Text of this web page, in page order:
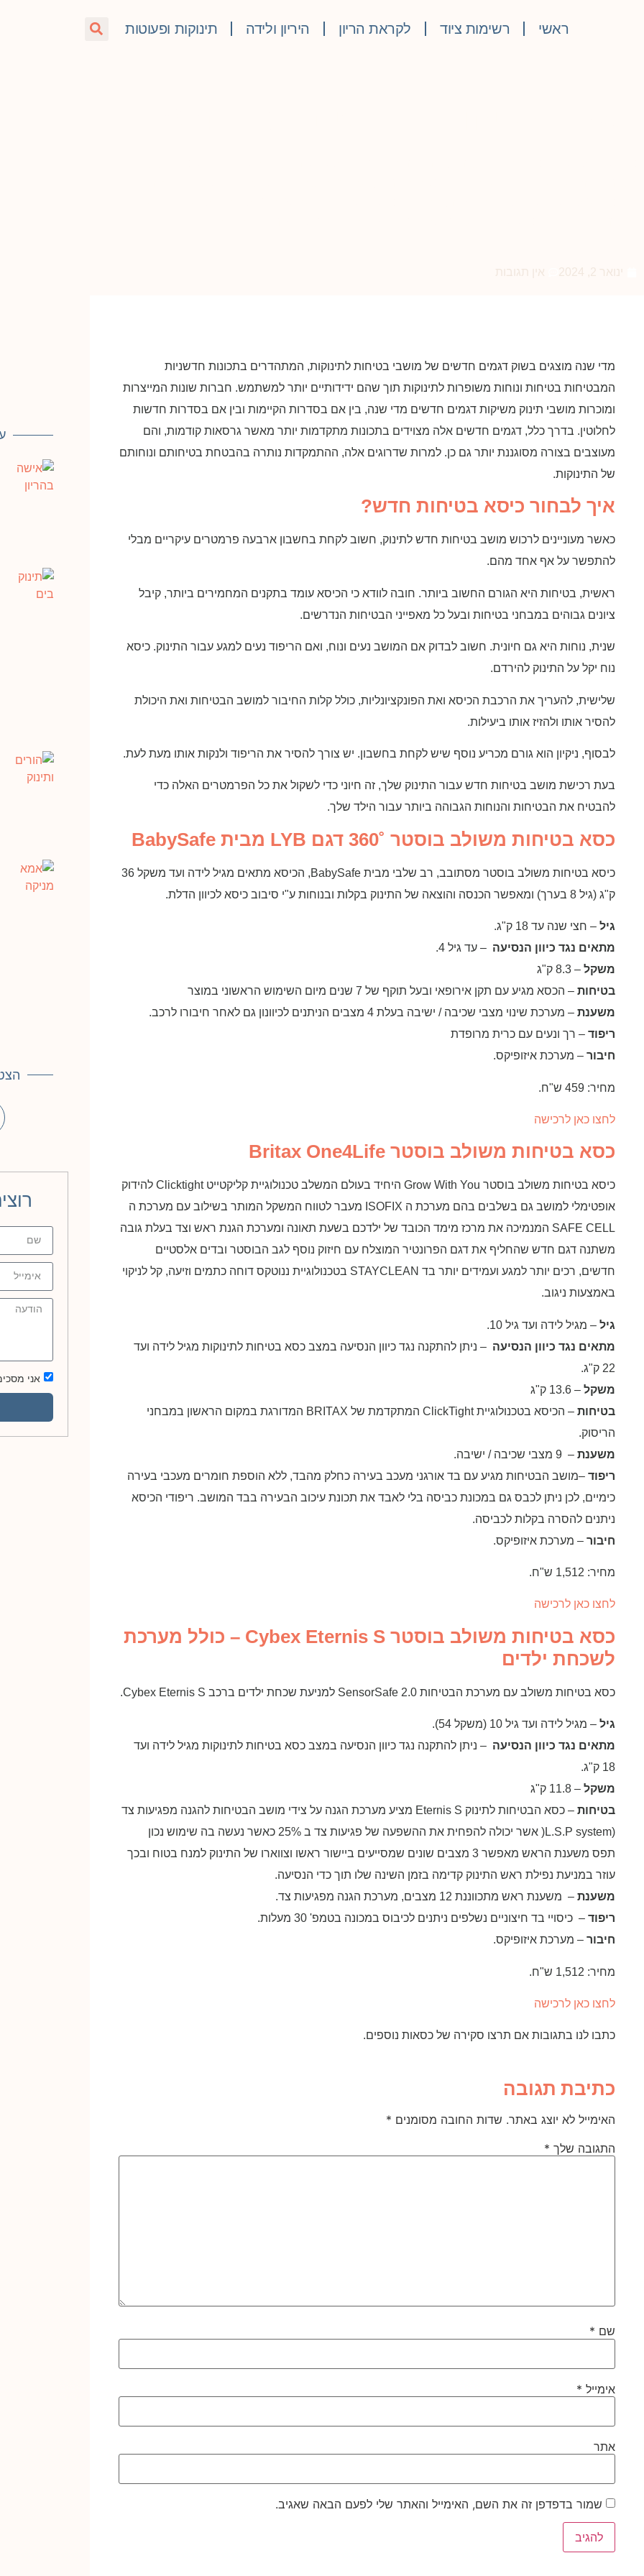
ראשי רשימות ציוד לקראת הריון היריון ולידה תינוקות ופעוטות
ינואר 2, 2024 אין תגובות
מדי שנה מוצגים בשוק דגמים חדשים של מושבי בטיחות לתינוקות, המתהדרים בתכונות חדשניות
המבטיחות בטיחות ונוחות משופרות לתינוקות תוך שהם ידידותיים יותר למשתמש. חברות שונות המייצרות
ומוכרות מושבי תינוק משיקות דגמים חדשים מדי שנה, בין אם בסדרות הקיימות ובין אם בסדרות חדשות
לחלוטין. בדרך כלל, דגמים חדשים אלה מצוידים בתכונות מתקדמות יותר מאשר גרסאות קודמות, והם
מעוצבים בצורה מסוגננת יותר גם כן. למרות שדרוגים אלה, ההתמקדות נותרה בהבטחת בטיחותם ונוחותם
של התינוקות.
איך לבחור כיסא בטיחות חדש?
כאשר מעוניינים לרכוש מושב בטיחות חדש לתינוק, חשוב לקחת בחשבון ארבעה פרמטרים עיקריים מבלי
להתפשר על אף אחד מהם.
ראשית, בטיחות היא הגורם החשוב ביותר. חובה לוודא כי הכיסא עומד בתקנים המחמירים ביותר, קיבל
ציונים גבוהים במבחני בטיחות ובעל כל מאפייני הבטיחות הנדרשים.
שנית, נוחות היא גם חיונית. חשוב לבדוק אם המושב נעים ונוח, ואם הריפוד נעים למגע עבור התינוק. כיסא
נוח יקל על התינוק להירדם.
שלישית, להעריך את הרכבת הכיסא ואת הפונקציונליות, כולל קלות החיבור למושב הבטיחות ואת היכולת
להסיר אותו ולהזיז אותו ביעילות.
לבסוף, ניקיון הוא גורם מכריע נוסף שיש לקחת בחשבון. יש צורך להסיר את הריפוד ולנקות אותו מעת לעת.
בעת רכישת מושב בטיחות חדש עבור התינוק שלך, זה חיוני כדי לשקול את כל הפרמטרים האלה כדי
להבטיח את הבטיחות והנוחות הגבוהה ביותר עבור הילד שלך.
כסא בטיחות משולב בוסטר ˚360 דגם LYB מבית BabySafe
כיסא בטיחות משולב בוסטר מסתובב, רב שלבי מבית BabySafe, הכיסא מתאים מגיל לידה ועד משקל 36
ק"ג (גיל 8 בערך) ומאפשר הכנסה והוצאה של התינוק בקלות ובנוחות ע"י סיבוב כיסא לכיוון הדלת.
גיל – חצי שנה עד 18 ק"ג.
מתאים נגד כיוון הנסיעה – עד גיל 4.
משקל – 8.3 ק"ג
בטיחות – הכסא מגיע עם תקן אירופאי ובעל תוקף של 7 שנים מיום השימוש הראשוני במוצר
משענת – מערכת שינוי מצבי שכיבה / ישיבה בעלת 4 מצבים הניתנים לכיוונון גם לאחר חיבורו לרכב.
ריפוד – רך ונעים עם כרית מרופדת
חיבור – מערכת איזופיקס.
מחיר: 459 ש"ח.
לחצו כאן לרכישה
כסא בטיחות משולב בוסטר Britax One4Life
כיסא בטיחות משולב בוסטר Grow With You היחיד בעולם המשלב טכנולוגיית קליקטייט Clicktight להידוק
אופטימלי למושב גם בשלבים בהם מערכת ה ISOFIX מעבר לטווח המשקל המותר בשילוב עם מערכת ה
SAFE CELL המנמיכה את מרכז מימד הכובד של ילדכם בשעת תאונה ומערכת הגנת ראש וצד בעלת גובה
משתנה דגם חדש שהחליף את דגם הפרונטיר המוצלח עם חיזוק נוסף לגב הבוסטר ובדים אלסטיים
חדשים, רכים יותר למגע ועמידים יותר בד STAYCLEAN בטכנולוגיית ננוטקס דוחה כתמים וזיעה, קל לניקוי
באמצעות ניגוב.
גיל – מגיל לידה ועד גיל 10.
מתאים נגד כיוון הנסיעה – ניתן להתקנה נגד כיוון הנסיעה במצב כסא בטיחות לתינוקות מגיל לידה ועד
22 ק"ג.
משקל – 13.6 ק"ג
בטיחות
– הכיסא בטכנולוגיית ClickTight המתקדמת של BRITAX המדורגת במקום הראשון במבחני
הריסוק.
משענת – 9 מצבי שכיבה / ישיבה.
ריפוד –מושב הבטיחות מגיע עם בד אורגני מעכב בעירה כחלק מהבד, ללא הוספת חומרים מעכבי בעירה
כימיים, לכן ניתן לכבס גם במכונת כביסה בלי לאבד את תכונת עיכוב הבעירה בבד המושב. ריפודי הכיסא
ניתנים להסרה בקלות לכביסה.
חיבור – מערכת איזופיקס.
מחיר: 1,512 ש"ח.
לחצו כאן לרכישה
כסא בטיחות משולב בוסטר Cybex Eternis S – כולל מערכת
לשכחת ילדים
כסא בטיחות משולב עם מערכת הבטיחות SensorSafe 2.0 למניעת שכחת ילדים ברכב Cybex Eternis S.
גיל – מגיל לידה ועד גיל 10 (משקל 54).
מתאים נגד כיוון הנסיעה – ניתן להתקנה נגד כיוון הנסיעה במצב כסא בטיחות לתינוקות מגיל לידה ועד
18 ק"ג.
משקל – 11.8 ק"ג
בטיחות
– כסא הבטיחות לתינוק Eternis S מציע מערכת הגנה על צידי מושב הבטיחות להגנה מפגיעות צד
(L.S.P system( אשר יכולה להפחית את ההשפעה של פגיעות צד ב 25% כאשר נעשה בה שימוש נכון
תפס משענת הראש מאפשר 3 מצבים שונים שמסייעים ביישור ראשו וצווארו של התינוק למנח בטוח ובכך
עוזר במניעת נפילת ראש התינוק קדימה בזמן השינה שלו תוך כדי הנסיעה.
משענת – משענת ראש מתכווננת 12 מצבים, מערכת הגנה מפגיעות צד.
ריפוד – כיסויי בד חיצוניים נשלפים ניתנים לכיבוס במכונה בטמפ' 30 מעלות.
חיבור – מערכת איזופיקס.
מחיר: 1,512 ש"ח.
לחצו כאן לרכישה
כתבו לנו בתגובות אם תרצו סקירה של כסאות נוספים.
כתיבת תגובה
האימייל לא יוצג באתר. שדות החובה מסומנים *
התגובה שלך *
שם *
אימייל *
אתר
שמור בדפדפן זה את השם, האימייל והאתר שלי לפעם הבאה שאגיב.
אני